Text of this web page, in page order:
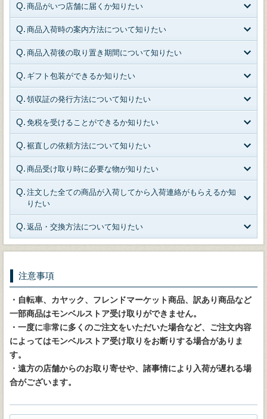
商品がいつ店舗に届くか知りたい
商品入荷時の案内方法について知りたい
商品入荷後の取り置き期間について知りたい
ギフト包装ができるか知りたい
領収証の発行方法について知りたい
免税を受けることができるか知りたい
裾直しの依頼方法について知りたい
商品受け取り時に必要な物が知りたい
注文した全ての商品が入荷してから入荷連絡がもらえるか知
りたい
返品・交換方法について知りたい
注意事項
・自転車、カヤック、フレンドマーケット商品、訳あり商品など
一部商品はモンベルストア受け取りができません。
・一度に非常に多くのご注文をいただいた場合など、ご注文内容
によってはモンベルストア受け取りをお断りする場合がありま
す。
・遠方の店舗からのお取り寄せや、諸事情により入荷が遅れる場
合がございます。